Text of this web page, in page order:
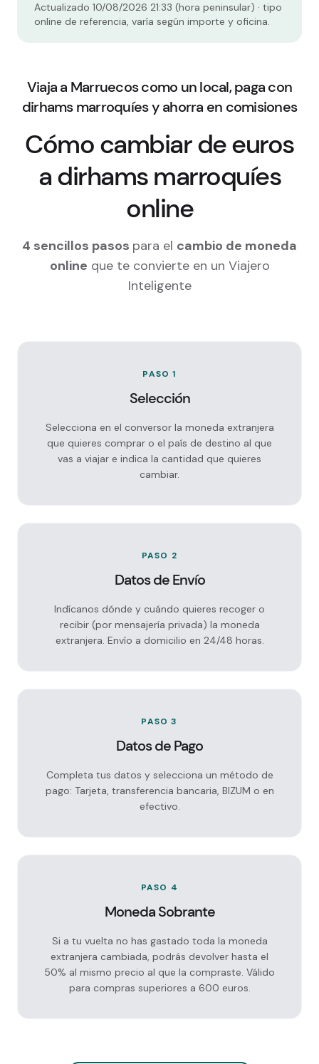
Actualizado 10/08/2026 21:33 (hora peninsular) · tipo
online de referencia, varía según importe y oficina.
Viaja a Marruecos como un local, paga con
dirhams marroquíes y ahorra en comisiones
Cómo cambiar de euros
a dirhams marroquíes
online
4 sencillos pasos para el cambio de moneda
online que te convierte en un Viajero
Inteligente
PASO 1
Selección
Selecciona en el conversor la moneda extranjera
que quieres comprar o el país de destino al que
vas a viajar e indica la cantidad que quieres
cambiar.
PASO 2
Datos de Envío
Indícanos dónde y cuándo quieres recoger o
recibir (por mensajería privada) la moneda
extranjera. Envío a domicilio en 24/48 horas.
PASO 3
Datos de Pago
Completa tus datos y selecciona un método de
pago: Tarjeta, transferencia bancaria, BIZUM o en
efectivo.
PASO 4
Moneda Sobrante
Si a tu vuelta no has gastado toda la moneda
extranjera cambiada, podrás devolver hasta el
50% al mismo precio al que la compraste. Válido
para compras superiores a 600 euros.